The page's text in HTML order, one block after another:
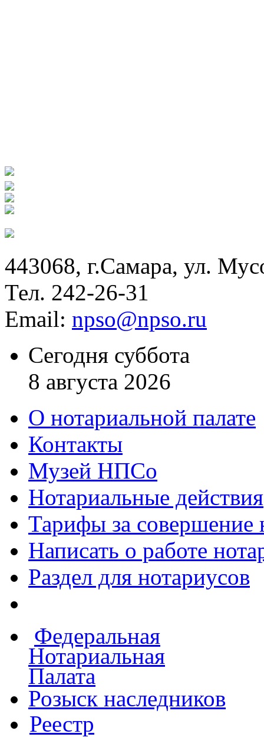
443068, г.Самара, ул.
Тел. 242-26-31
Email: npso@npso.ru
Сегодня суббота
8 августа 2026
О нотариальной палате
Контакты
Музей НПСо
Нотариальные действия
Тарифы за совершение
Написать о работе
Раздел для нотариусов
Федеральная
Нотариальная
Палата
Розыск наследников
Реестр